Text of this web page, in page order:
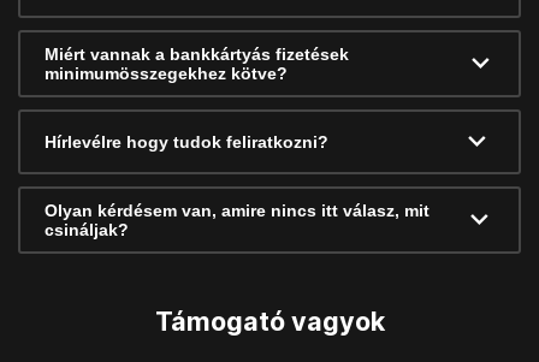
Miért vannak a bankkártyás fizetések
minimumösszegekhez kötve?
Hírlevélre hogy tudok feliratkozni?
Olyan kérdésem van, amire nincs itt válasz, mit
csináljak?
Támogató vagyok